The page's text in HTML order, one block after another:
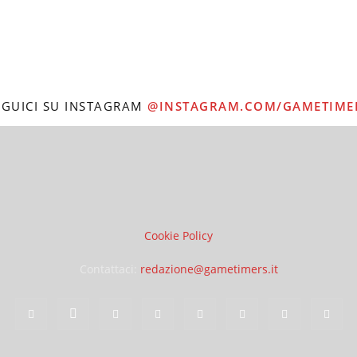
SU INSTAGRAM @INSTAGRAM.COM/
Cookie Policy
redazione@gametimers.it